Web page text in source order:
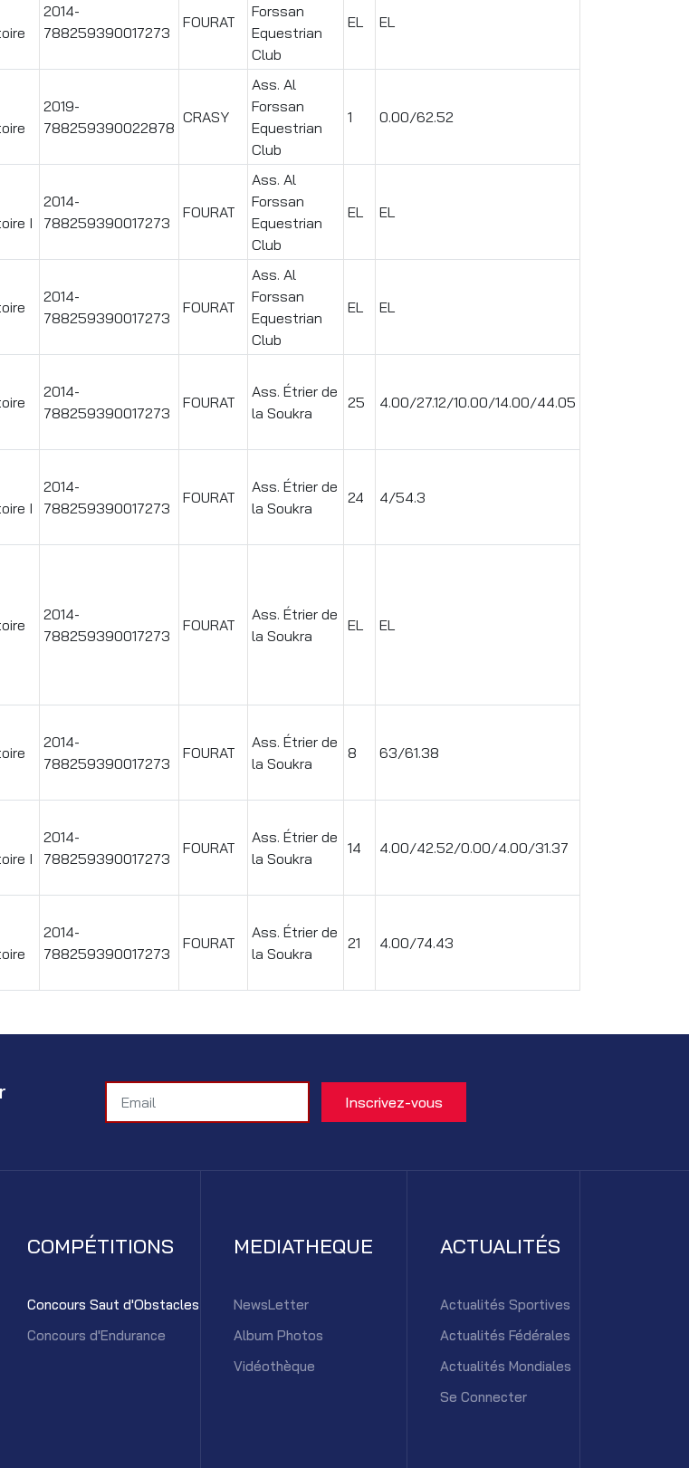
2014-
788259390017273
FOURAT
Forssan
Equestrian
Club
EL EL
2019-
788259390022878
CRASY
Ass. Al
Forssan
Equestrian
Club
1 0.00/62.52
I
2014-
788259390017273
FOURAT
Ass. Al
Forssan
Equestrian
Club
EL EL
2014-
788259390017273
FOURAT
Ass. Al
Forssan
Equestrian
Club
EL EL
2014-
788259390017273
FOURAT
Ass. Étrier de
la Soukra
25 4.00/27.12/10.00/14.00/44.05
I
2014-
788259390017273
FOURAT
Ass. Étrier de
la Soukra
24 4/54.3
2014-
788259390017273
FOURAT
Ass. Étrier de
la Soukra
EL EL
2014-
788259390017273
FOURAT
Ass. Étrier de
la Soukra
8 63/61.38
I
2014-
788259390017273
FOURAT
Ass. Étrier de
la Soukra
14 4.00/42.52/0.00/4.00/31.37
2014-
788259390017273
FOURAT
Ass. Étrier de
la Soukra
21 4.00/74.43
COMPÉTITIONS
Concours Saut d'Obstacles
Concours d'Endurance
MEDIATHEQUE
NewsLetter
Album Photos
Vidéothèque
ACTUALITÉS
Actualités Sportives
Actualités Fédérales
Actualités Mondiales
Se Connecter